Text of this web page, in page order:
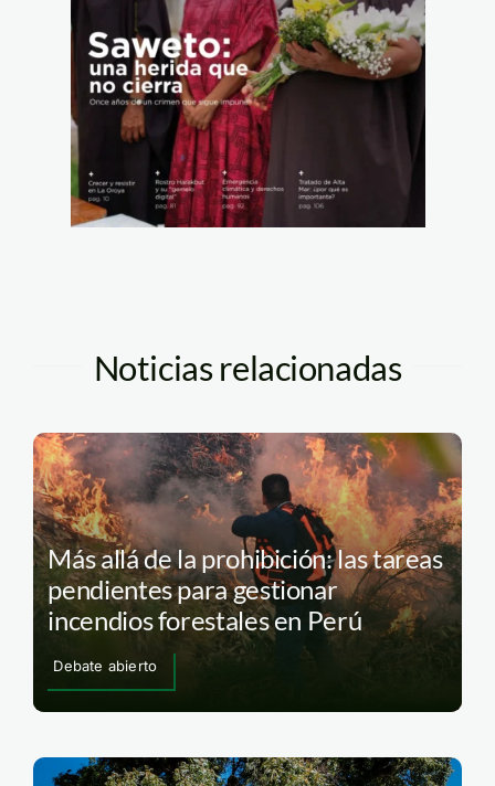
Noticias relacionadas
Más allá de la prohibición: las tareas
pendientes para gestionar
incendios forestales en Perú
Debate abierto